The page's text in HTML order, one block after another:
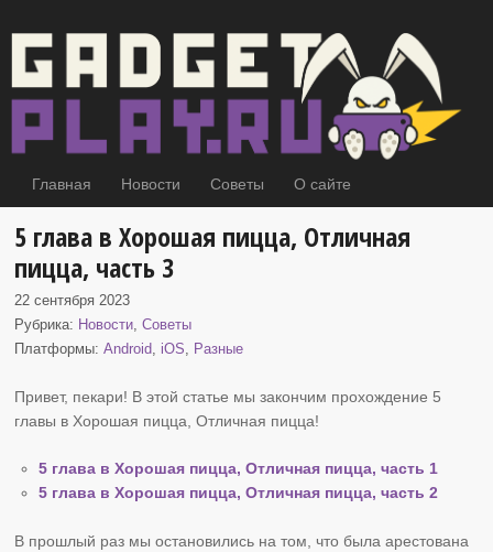
Главная Новости Советы О сайте
5 глава в Хорошая пицца, Отличная
пицца, часть 3
22 сентября 2023
Рубрика: Новости,Советы
Платформы:Android, iOS, Разные
Привет, пекари! В этой статье мы закончим прохождение 5
главы в Хорошая пицца , Отличная пицца!
5 глава в Хорошая пицца, Отличная пицца, часть 1
5 глава в Хорошая пицца, Отличная пицца, часть 2
В прошлый раз мы остановились на том, что была арестована